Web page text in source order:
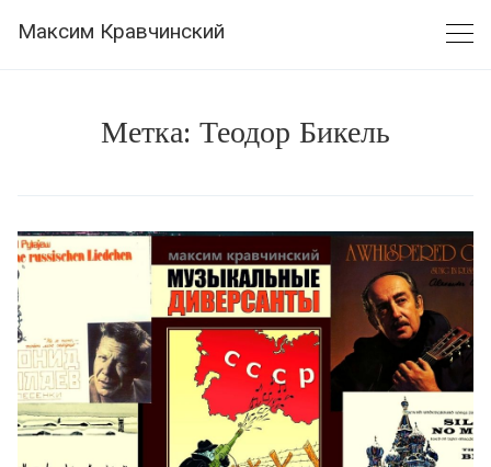
Максим Кравчинский
Метка: Теодор Бикель